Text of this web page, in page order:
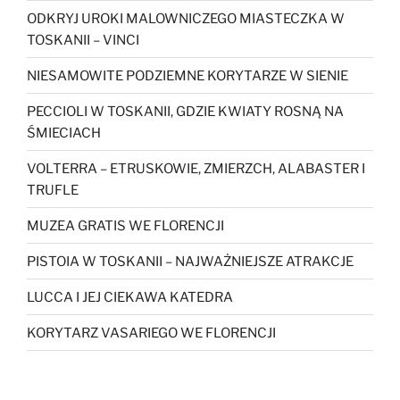
ODKRYJ UROKI MALOWNICZEGO MIASTECZKA W
TOSKANII – VINCI
NIESAMOWITE PODZIEMNE KORYTARZE W SIENIE
PECCIOLI W TOSKANII, GDZIE KWIATY ROSNĄ NA
ŚMIECIACH
VOLTERRA – ETRUSKOWIE, ZMIERZCH, ALABASTER I
TRUFLE
MUZEA GRATIS WE FLORENCJI
PISTOIA W TOSKANII – NAJWAŻNIEJSZE ATRAKCJE
LUCCA I JEJ CIEKAWA KATEDRA
KORYTARZ VASARIEGO WE FLORENCJI